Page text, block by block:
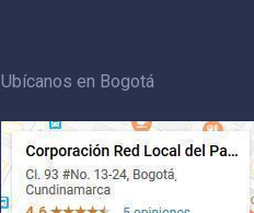
Ubícanos en Bogotá